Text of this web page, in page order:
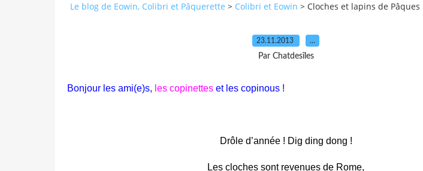
Le blog de Eowin, Colibri et Pâquerette > Colibri et Eowin > Cloches et lapins de Pâques
23.11.2013 …
Par Chatdesîles
Bonjour les ami(e)s, les copinettes et les copinous !
Drôle d’année ! Dig ding dong !
Les cloches sont revenues de Rome,